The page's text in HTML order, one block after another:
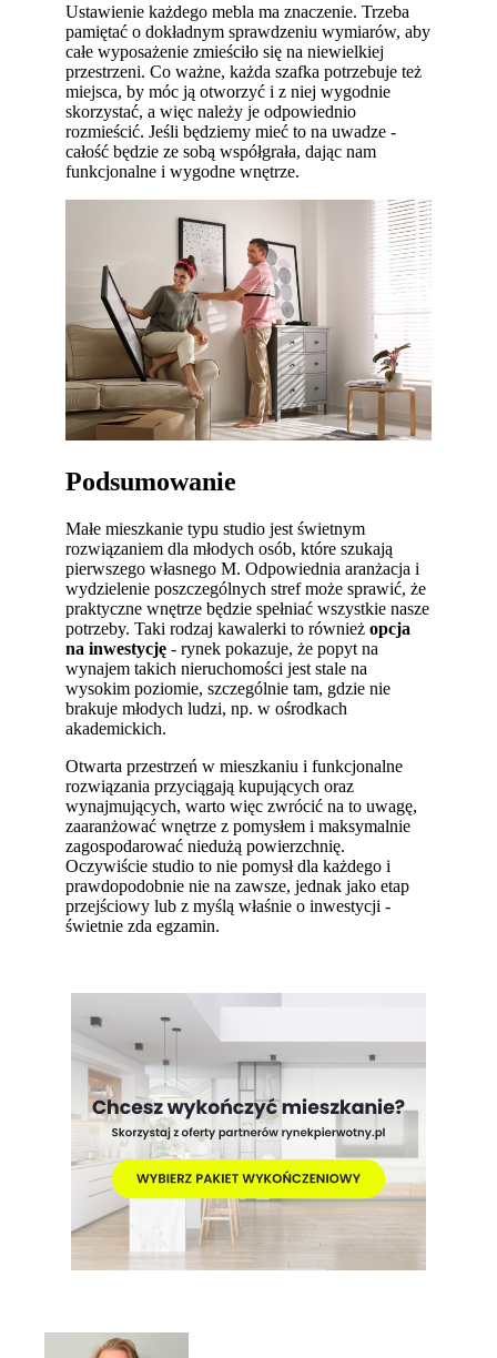
Ustawienie każdego mebla ma znaczenie. Trzeba
pamiętać o dokładnym sprawdzeniu wymiarów, aby
całe wyposażenie zmieściło się na niewielkiej
przestrzeni. Co ważne, każda szafka potrzebuje też
miejsca, by móc ją otworzyć i z niej wygodnie
skorzystać, a więc należy je odpowiednio
rozmieścić. Jeśli będziemy mieć to na uwadze -
całość będzie ze sobą współgrała, dając nam
funkcjonalne i wygodne wnętrze.
Podsumowanie
Małe mieszkanie typu studio jest świetnym
rozwiązaniem dla młodych osób, które szukają
pierwszego własnego M. Odpowiednia aranżacja i
wydzielenie poszczególnych stref może sprawić, że
praktyczne wnętrze będzie spełniać wszystkie nasze
potrzeby. Taki rodzaj kawalerki to równieżopcja
na inwestycję - rynek pokazuje, że popyt na
wynajem takich nieruchomości jest stale na
wysokim poziomie, szczególnie tam, gdzie nie
brakuje młodych ludzi, np. w ośrodkach
akademickich.
Otwarta przestrzeń w mieszkaniu i funkcjonalne
rozwiązania przyciągają kupujących oraz
wynajmujących, warto więc zwrócić na to uwagę,
zaaranżować wnętrze z pomysłem i maksymalnie
zagospodarować niedużą powierzchnię.
Oczywiście studio to nie pomysł dla każdego i
prawdopodobnie nie na zawsze, jednak jako etap
przejściowy lub z myślą właśnie o inwestycji -
świetnie zda egzamin.